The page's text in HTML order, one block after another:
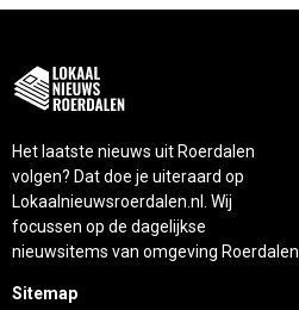
Het laatste nieuws uit Roerdalen
volgen? Dat doe je uiteraard op
Lokaalnieuwsroerdalen.nl. Wij
focussen op de dagelijkse
nieuwsitems van omgeving Roerdalen.
Sitemap